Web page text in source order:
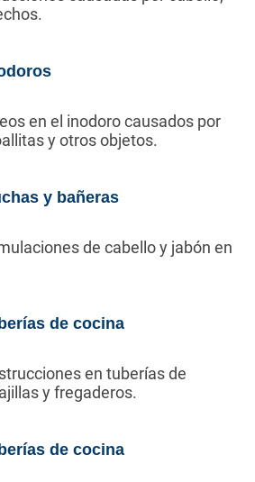
en el inodoro causados por
y otros objetos.
y bañeras
de cabello y jabón en
de cocina
en tuberías de
y fregaderos.
de cocina